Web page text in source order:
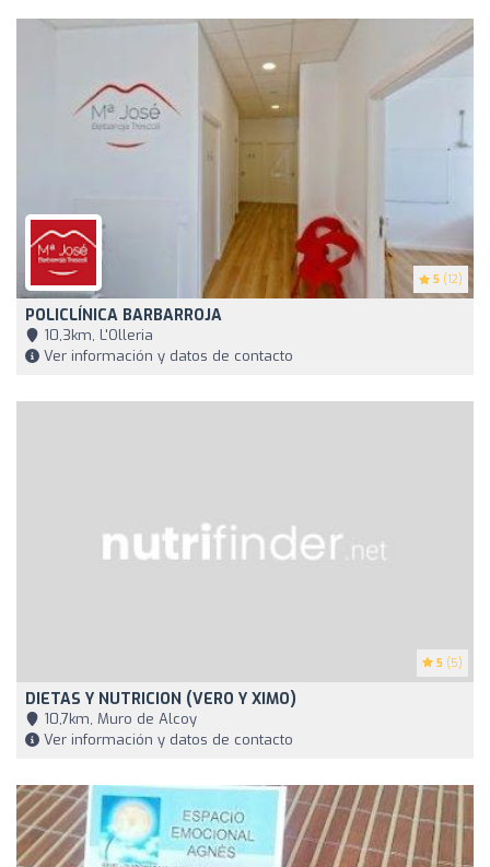
5 (12)
POLICLÍNICA BARBARROJA
10,3km, L'Olleria
Ver información y datos de contacto
5 (5)
DIETAS Y NUTRICION (VERO Y XIMO)
10,7km, Muro de Alcoy
Ver información y datos de contacto